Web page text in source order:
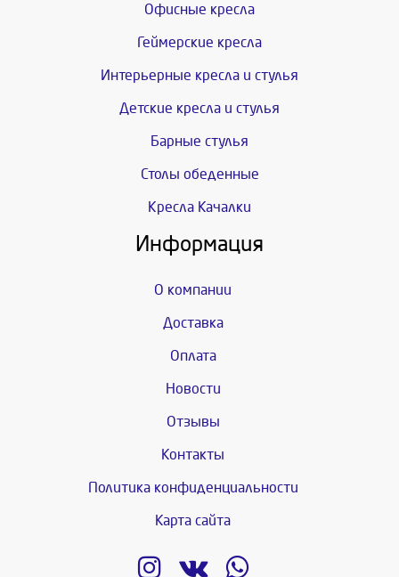
Офисные кресла
Геймерские кресла
Интерьерные кресла и стулья
Детские кресла и стулья
Барные стулья
Столы обеденные
Кресла Качалки
Информация
О компании
Доставка
Оплата
Новости
Отзывы
Контакты
Политика конфиденциальности
Карта сайта